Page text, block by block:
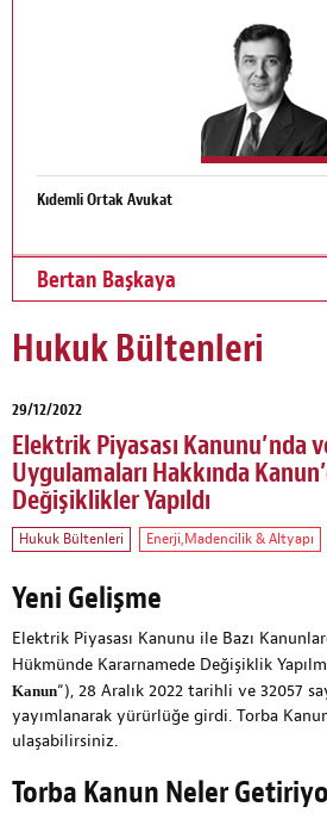
Kıdemli Ortak Avukat
Bertan Başkaya
Hukuk Bültenleri
29/12/2022
Elektrik Piyasası Kanunu’nda
Uygulamaları Hakkında
Değişiklikler Yapıldı
Hukuk Bültenleri Enerji,Madencilik & Altyapı
Yeni Gelişme
Elektrik Piyasası Kanunu ile Bazı
Hükmünde Kararnamede Değişiklik
Kanun“), 28 Aralık 2022 tarihli ve 32057
yayımlanarak yürürlüğe girdi. Torba
ulaşabilirsiniz.
Torba Kanun Neler